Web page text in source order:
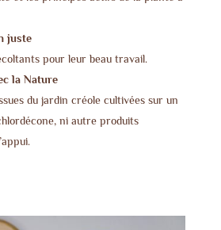
juste
pour leur beau travail.
la Nature
du jardin créole cultivées sur un
ni autre produits